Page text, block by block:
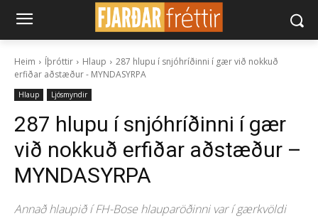
Heim Íþróttir Hlaup
287 hlupu í snjóhríðinni í gær við nokkuð
erfiðar aðstæður - MYNDASYRPA
Hlaup Ljósmyndir
287 hlupu í snjóhríðinni í gær
við nokkuð erfiðar aðstæður –
MYNDASYRPA
Annað hlaupið í FH-Bose hlauparöðinni var í gærkvöldi